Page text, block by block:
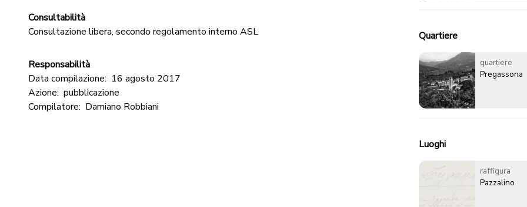
Consultabilità
Consultazione libera, secondo regolamento interno ASL
Responsabilità
Data compilazione: 16 agosto 2017
Azione: pubblicazione
Compilatore: Damiano Robbiani
Quartiere
quartiere
Pregassona
Luoghi
raffigura
Pazzalino